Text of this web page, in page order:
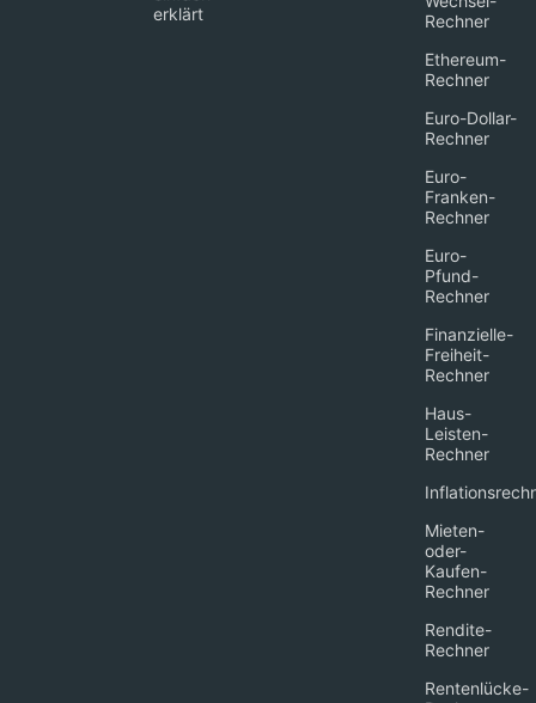
erklärt
Rechner
Ethereum-
Rechner
Euro-Dollar-
Rechner
Euro-
Franken-
Rechner
Euro-
Pfund-
Rechner
Finanzielle-
Freiheit-
Rechner
Haus-
Leisten-
Rechner
Mieten-
oder-
Kaufen-
Rechner
Rendite-
Rechner
Rentenlücke-